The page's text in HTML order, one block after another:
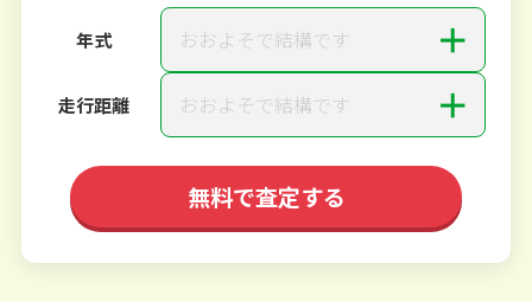
年式 おおよそで結構です ＋
走行距離 おおよそで結構です ＋
無料で査定する